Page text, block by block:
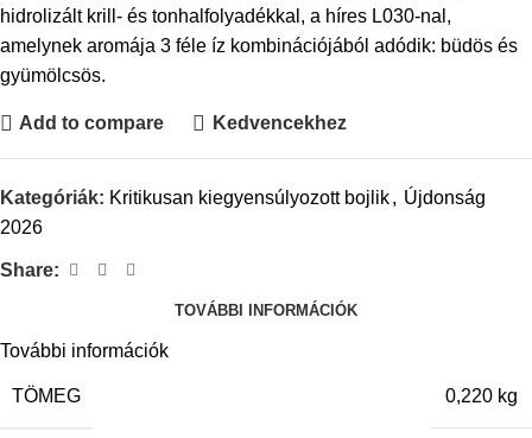
hidrolizált krill- és tonhalfolyadékkal, a híres L030-nal,
amelynek aromája 3 féle íz kombinációjából adódik: büdös és
gyümölcsös.
Add to compare Kedvencekhez
Kategóriák: Kritikusan kiegyensúlyozott bojlik, Újdonság
2026
Share:
TOVÁBBI INFORMÁCIÓK
További információk
TÖMEG 0,220 kg